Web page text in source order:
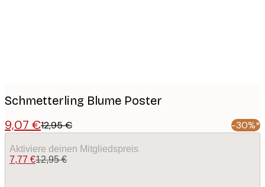
Schmetterling Blume Poster
9,07 €12,95 € -30%*
Aktiviere deinen Mitgliedspreis
7,77 €12,95 €